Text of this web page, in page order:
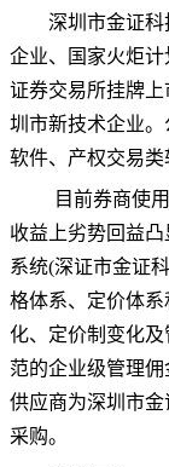
深圳市金证
企业、国家火炬计
证券交易所挂牌
圳市新技术企业。
软件、 产权交易类
目前券商使
收益上劣势回 益凸
系统(深证市金证
格体系、定价体系
化、 定价制变化及
范的企业级管理佣
供应商为深圳市金
采购。